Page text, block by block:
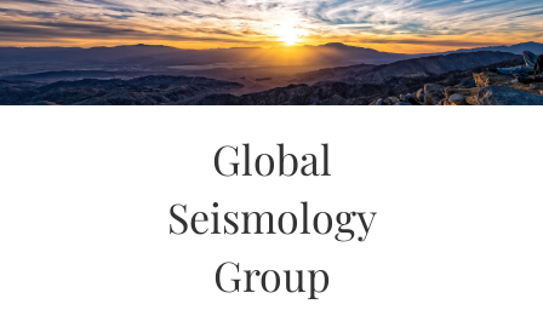
Skip
to
content
Global
Seismology
Group